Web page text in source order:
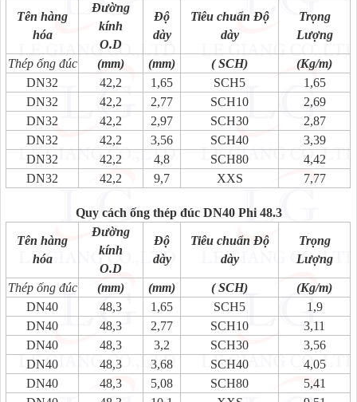
Tên hàng
hóa
Đường
kính
O.D
Độ
dày
Tiêu chuẩn Độ
dày
Trọng
Lượng
Thép ống đúc (mm) (mm) ( SCH)
(Kg/m)
DN32
42,2 1,65 SCH5
1,65
DN32
42,2 2,77 SCH10
2,69
DN32
42,2 2,97 SCH30
2,87
DN32
42,2 3,56 SCH40
3,39
DN32
42,2 4,8 SCH80
4,42
DN32
42,2 9,7 XXS 7,77
Quy cách ống thép đúc DN40 Phi 48.3
Tên hàng
hóa
Đường
kính
O.D
Độ
dày
Tiêu chuẩn Độ
dày
Trọng
Lượng
Thép ống đúc (mm) (mm) ( SCH)
(Kg/m)
DN40
48,3 1,65 SCH5
1,9
DN40
48,3 2,77 SCH10
3,11
DN40
48,3 3,2 SCH30
3,56
DN40
48,3 3,68 SCH40
4,05
DN40
48,3 5,08 SCH80
5,41